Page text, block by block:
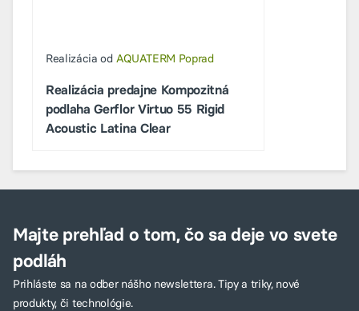
Realizácia od AQUATERM Poprad
Realizácia predajne Kompozitná
podlaha Gerflor Virtuo 55 Rigid
Acoustic Latina Clear
Majte prehľad o tom, čo sa deje vo svete
podláh
Prihláste sa na odber nášho newslettera. Tipy a triky, nové
produkty, či technológie.